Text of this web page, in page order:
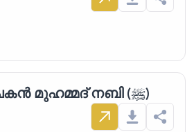
ഇസ്‌ലാമിൻ്റെ പ്രവാചകൻ മുഹമ്മദ് നബി (ﷺ)